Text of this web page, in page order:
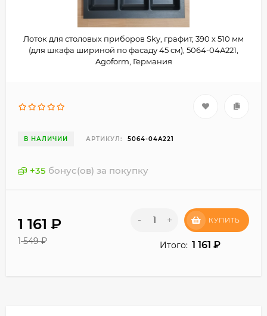
Лоток для столовых приборов Sky, графит, 390 х 510 мм
(для шкафа шириной по фасаду 45 см), 5064-04A221,
Agoform, Германия
В НАЛИЧИИ АРТИКУЛ: 5064-04A221
+35 бонус(ов) за покупку
1 161 ₽
1 549 ₽
- + КУПИТЬ
Итого: 1 161 ₽